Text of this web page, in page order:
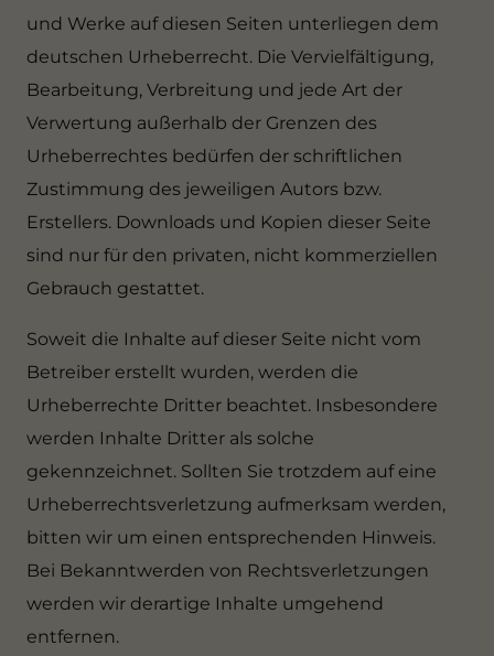
und Werke auf diesen Seiten unterliegen dem
deutschen Urheberrecht. Die Vervielfältigung,
Bearbeitung, Verbreitung und jede Art der
Verwertung außerhalb der Grenzen des
Urheberrechtes bedürfen der schriftlichen
Zustimmung des jeweiligen Autors bzw.
Erstellers. Downloads und Kopien dieser Seite
sind nur für den privaten, nicht kommerziellen
Gebrauch gestattet.
Soweit die Inhalte auf dieser Seite nicht vom
Betreiber erstellt wurden, werden die
Urheberrechte Dritter beachtet. Insbesondere
werden Inhalte Dritter als solche
gekennzeichnet. Sollten Sie trotzdem auf eine
Urheberrechtsverletzung aufmerksam werden,
bitten wir um einen entsprechenden Hinweis.
Bei Bekanntwerden von Rechtsverletzungen
werden wir derartige Inhalte umgehend
entfernen.